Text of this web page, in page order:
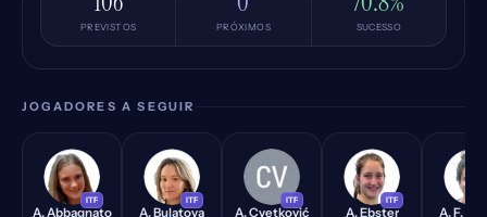
PREVISTOS PRÓXIMOS SUCESSO
JOGADORES A SEGUIR
AA
ITF
A. Abbagnato
AB
ITF
A. Bulatova
AC
ITF
A. Cvetković
AE
ITF
A. Ebster
AB
A. F.